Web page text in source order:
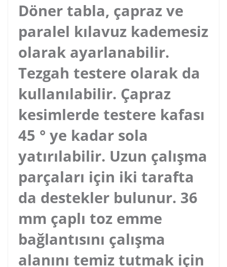
Döner tabla, çapraz ve
paralel kılavuz kademesiz
olarak ayarlanabilir.
Tezgah testere olarak da
kullanılabilir. Çapraz
kesimlerde testere kafası
45 ° ye kadar sola
yatırılabilir. Uzun çalışma
parçaları için iki tarafta
da destekler bulunur. 36
mm çaplı toz emme
bağlantısını çalışma
alanını temiz tutmak için